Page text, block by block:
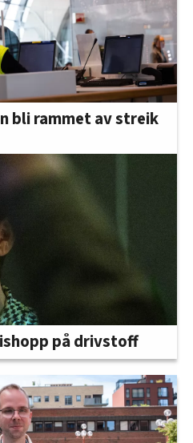
bli rammet av streik
på drivstoff